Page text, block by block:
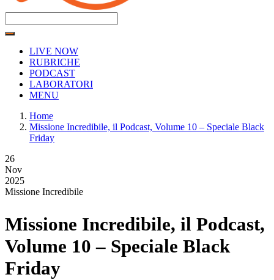
LIVE NOW
RUBRICHE
PODCAST
LABORATORI
MENU
Home
Missione Incredibile, il Podcast, Volume 10 – Speciale Black
Friday
26
Nov
2025
Missione Incredibile
Missione Incredibile, il Podcast,
Volume 10 – Speciale Black
Friday